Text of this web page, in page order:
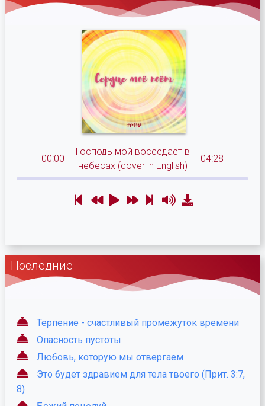
00:00
Господь мой восседает в
небесах (cover in English)
04:28
Последние
Терпение - счастливый промежуток времени
Опасность пустоты
Любовь, которую мы отвергаем
Это будет здравием для тела твоего (Прит. 3:7,
8)